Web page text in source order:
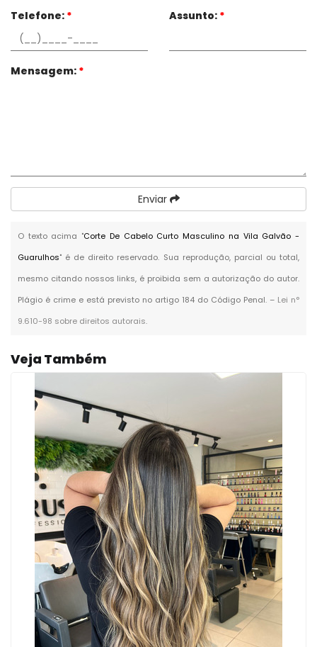
Telefone: * Assunto: *
Mensagem: *
Enviar
O texto acima "Corte De Cabelo Curto Masculino na Vila Galvão -
Guarulhos" é de direito reservado. Sua reprodução, parcial ou total,
mesmo citando nossos links, é proibida sem a autorização do autor.
Plágio é crime e está previsto no artigo 184 do Código Penal. – Lei n°
9.610-98 sobre direitos autorais.
Veja Também